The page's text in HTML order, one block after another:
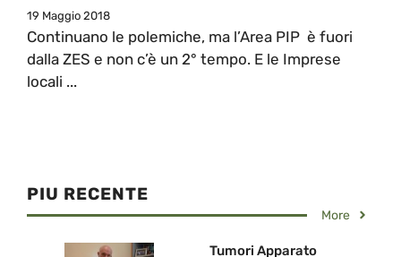
19 Maggio 2018
Continuano le polemiche, ma l’Area PIP è fuori
dalla ZES e non c’è un 2° tempo. E le Imprese
locali ...
PIU RECENTE
More
Tumori Apparato